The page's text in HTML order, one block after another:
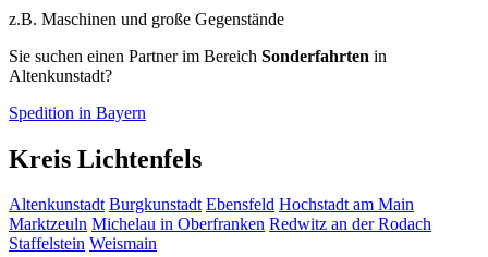
z.B. Maschinen und große Gegenstände
Sie suchen einen Partner im Bereich Sonderfahrten in
Altenkunstadt?
Spedition in Bayern
Kreis Lichtenfels
Altenkunstadt Burgkunstadt Ebensfeld Hochstadt am Main
Marktzeuln Michelau in Oberfranken Redwitz an der Rodach
Staffelstein Weismain